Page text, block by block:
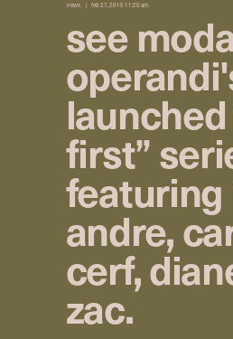
news feb 27, 2015 11:20 am
see
first”
andre,
cerf,
zac.